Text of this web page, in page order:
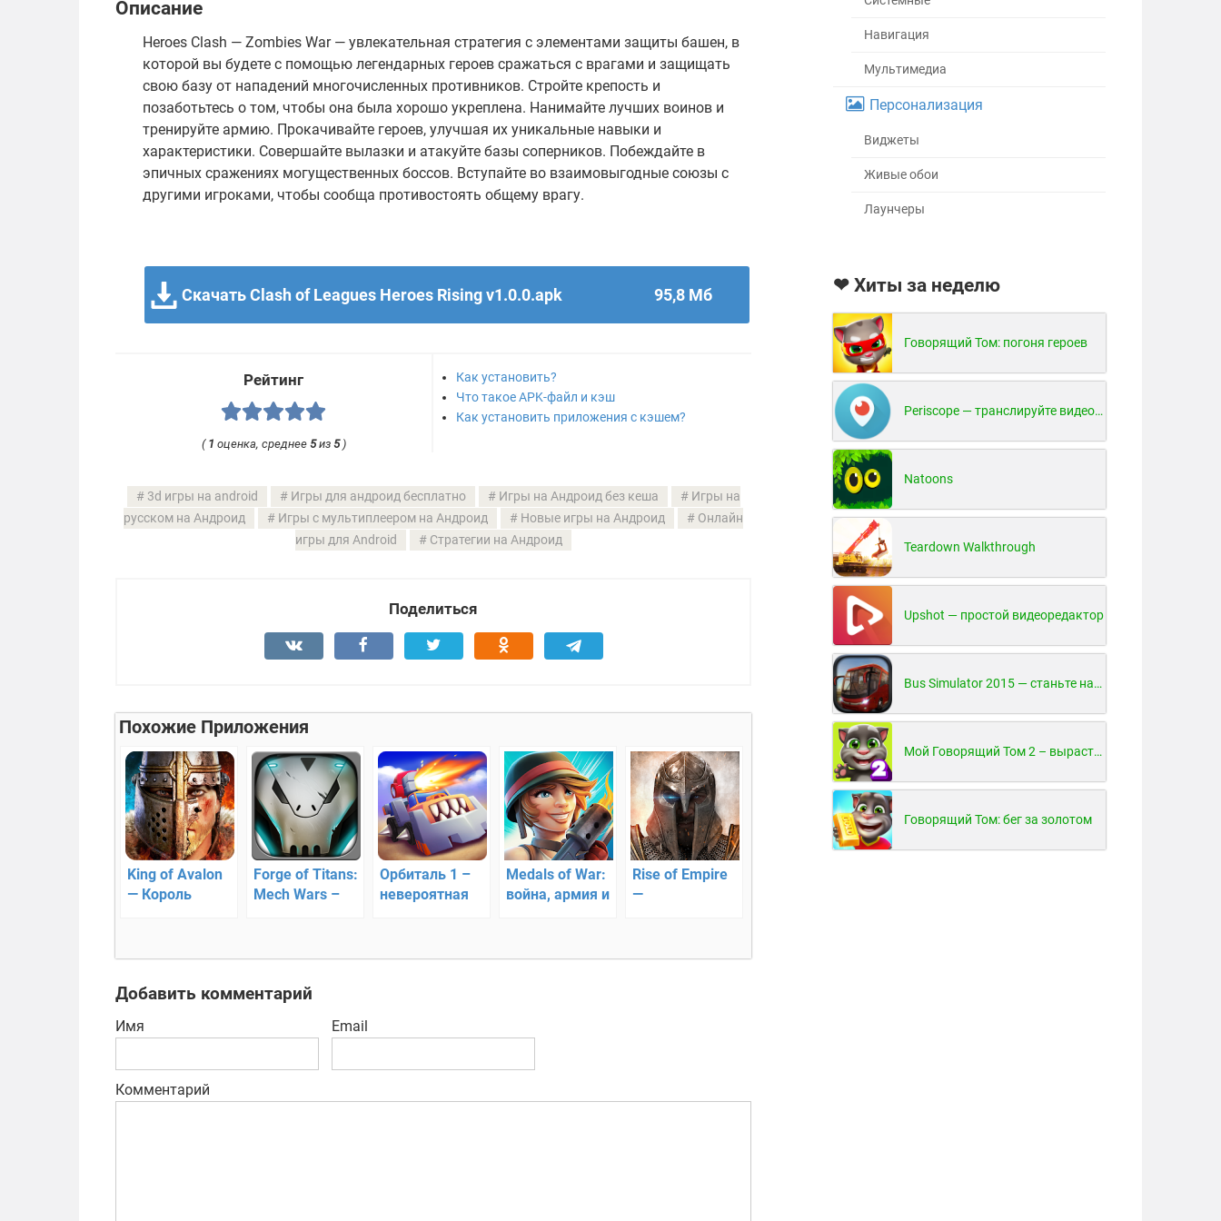
Описание
Heroes Clash — Zombies War — увлекательная стратегия с элементами защиты башен, в
которой вы будете с помощью легендарных героев сражаться с врагами и защищать
свою базу от нападений многочисленных противников. Стройте крепость и
позаботьтесь о том, чтобы она была хорошо укреплена. Нанимайте лучших воинов и
тренируйте армию. Прокачивайте героев, улучшая их уникальные навыки и
характеристики. Совершайте вылазки и атакуйте базы соперников. Побеждайте в
эпичных сражениях могущественных боссов. Вступайте во взаимовыгодные союзы с
другими игроками, чтобы сообща противостоять общему врагу.
Скачать Clash of Leagues Heroes Rising v1.0.0.apk 95,8 Мб
Рейтинг
( 1 оценка, среднее 5из 5)
Как установить?
Что такое APK-файл и кэш
Как установить приложения с кэшем?
3d игры на android Игры для андроид бесплатно Игры на Андроид без кеша
Игры на
русском на Андроид
Игры с мультиплеером на Андроид Новые игры на Андроид
Онлайн
игры для Android
Стратегии на Андроид
Поделиться
Похожие Приложения
King of Avalon
— Король
Forge of Titans:
Mech Wars –
Орбиталь 1 –
невероятная
Medals of War:
война, армия и
Rise of Empire
—
Добавить комментарий
Имя Email
Комментарий
Навигация
Мультимедиа
Персонализация
Виджеты
Живые обои
Лаунчеры
❤ Хиты за неделю
Говорящий Том: погоня героев
Periscope — транслируйте видео в реальном времени!
Natoons
Teardown Walkthrough
Upshot — простой видеоредактор
Bus Simulator 2015 — станьте настоящим водителем автобуса!
Мой Говорящий Том 2 – вырасти и воспитай своего котенка
Говорящий Том: бег за золотом